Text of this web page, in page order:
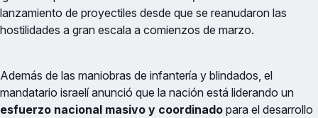
lanzamiento de proyectiles desde que se reanudaron las
hostilidades a gran escala a comienzos de marzo.
Además de las maniobras de infantería y blindados, el
mandatario israelí anunció que la nación está liderando un
esfuerzo nacional masivo y coordinado para el desarrollo